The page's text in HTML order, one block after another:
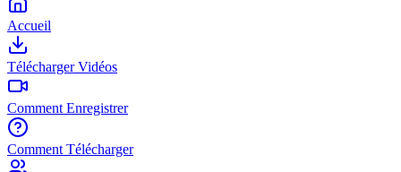
Accueil
Télécharger Vidéos
Comment Enregistrer
Comment Télécharger